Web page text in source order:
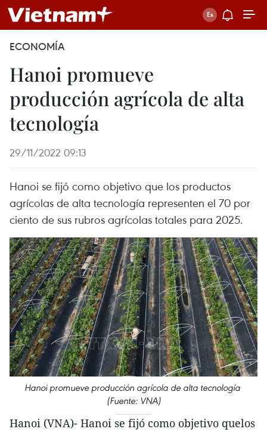
ECONOMÍA
Hanoi promueve
producción agrícola de alta
tecnología
29/11/2022 09:13
Hanoi se fijó como objetivo que los productos
agrícolas de alta tecnología representen el 70 por
ciento de sus rubros agrícolas totales para 2025.
Hanoi promueve producción agrícola de alta tecnología
(Fuente: VNA)
Hanoi (VNA)- Hanoi se fijó como objetivo quelos